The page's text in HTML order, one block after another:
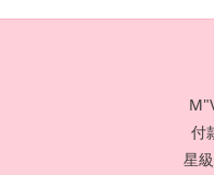
付
星